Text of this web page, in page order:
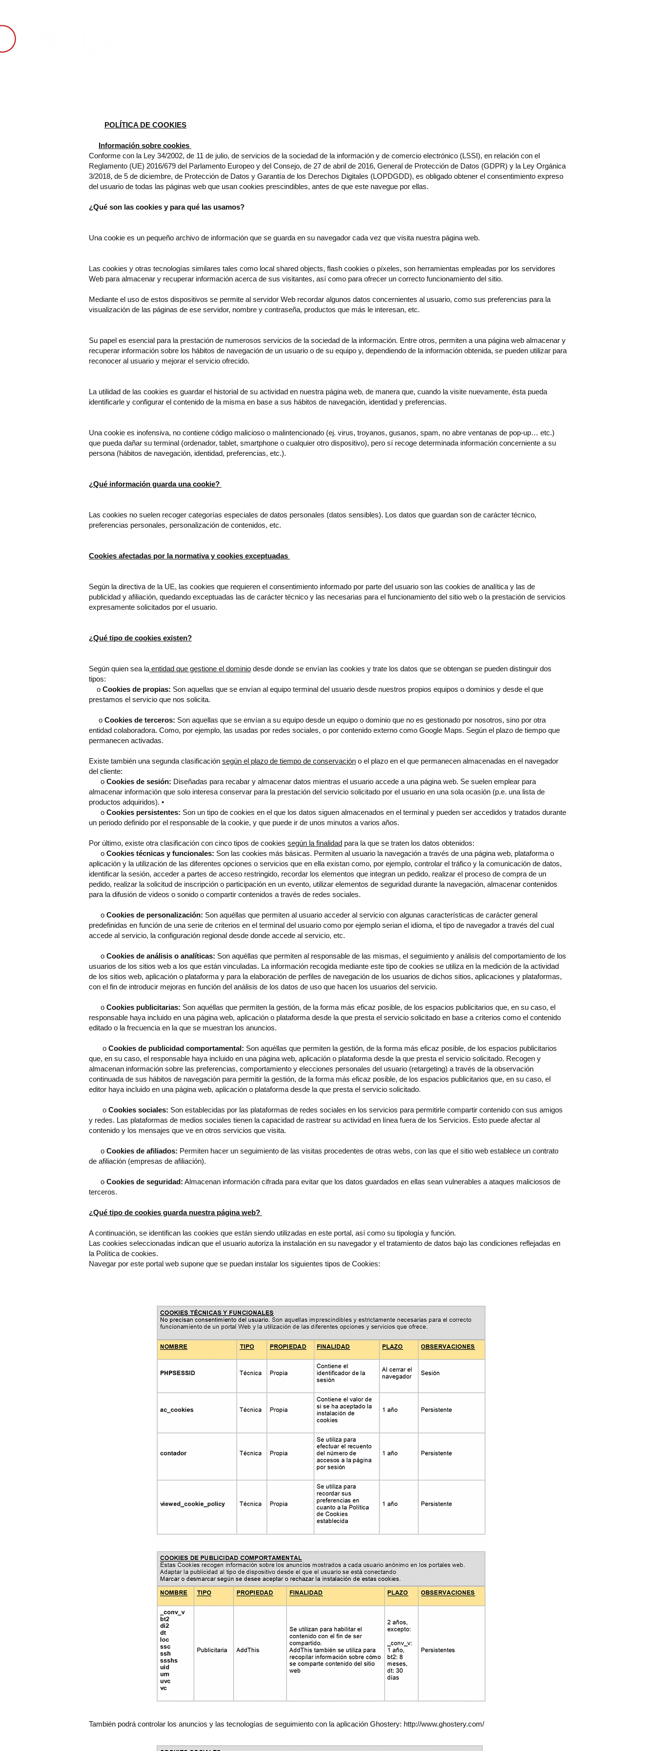
POLÍTICA DE COOKIES
Información sobre cookies
Conforme con la Ley 34/2002, de 11 de julio, de servicios de la sociedad de la información y de comercio electrónico (LSSI), en relación con el
Reglamento (UE) 2016/679 del Parlamento Europeo y del Consejo, de 27 de abril de 2016, General de Protección de Datos (GDPR) y la Ley Orgánica
3/2018, de 5 de diciembre, de Protección de Datos y Garantía de los Derechos Digitales (LOPDGDD), es obligado obtener el consentimiento expreso
del usuario de todas las páginas web que usan cookies prescindibles, antes de que este navegue por ellas.
¿Qué son las cookies y para qué las usamos?
Una cookie es un pequeño archivo de información que se guarda en su navegador cada vez que visita nuestra página web.
Las cookies y otras tecnologías similares tales como local shared objects, flash cookies o píxeles, son herramientas empleadas por los servidores
Web para almacenar y recuperar información acerca de sus visitantes, así como para ofrecer un correcto funcionamiento del sitio.
Mediante el uso de estos dispositivos se permite al servidor Web recordar algunos datos concernientes al usuario, como sus preferencias para la
visualización de las páginas de ese servidor, nombre y contraseña, productos que más le interesan, etc.
Su papel es esencial para la prestación de numerosos servicios de la sociedad de la información. Entre otros, permiten a una página web almacenar y
recuperar información sobre los hábitos de navegación de un usuario o de su equipo y, dependiendo de la información obtenida, se pueden utilizar para
reconocer al usuario y mejorar el servicio ofrecido.
La utilidad de las cookies es guardar el historial de su actividad en nuestra página web, de manera que, cuando la visite nuevamente, ésta pueda
identificarle y configurar el contenido de la misma en base a sus hábitos de navegación, identidad y preferencias.
Una cookie es inofensiva, no contiene código malicioso o malintencionado (ej. virus, troyanos, gusanos, spam, no abre ventanas de pop-up… etc.)
que pueda dañar su terminal (ordenador, tablet, smartphone o cualquier otro dispositivo), pero sí recoge determinada información concerniente a su
persona (hábitos de navegación, identidad, preferencias, etc.).
¿Qué información guarda una cookie?
Las cookies no suelen recoger categorías especiales de datos personales (datos sensibles). Los datos que guardan son de carácter técnico,
preferencias personales, personalización de contenidos, etc.
Cookies afectadas por la normativa y cookies exceptuadas
Según la directiva de la UE, las cookies que requieren el consentimiento informado por parte del usuario son las cookies de analítica y las de
publicidad y afiliación, quedando exceptuadas las de carácter técnico y las necesarias para el funcionamiento del sitio web o la prestación de servicios
expresamente solicitados por el usuario.
¿Qué tipo de cookies existen?
Según quien sea la entidad que gestione el dominio desde donde se envían las cookies y trate los datos que se obtengan se pueden distinguir dos
tipos:
o Cookies de propias: Son aquellas que se envían al equipo terminal del usuario desde nuestros propios equipos o dominios y desde el que
prestamos el servicio que nos solicita.
o Cookies de terceros: Son aquellas que se envían a su equipo desde un equipo o dominio que no es gestionado por nosotros, sino por otra
entidad colaboradora. Como, por ejemplo, las usadas por redes sociales, o por contenido externo como Google Maps. Según el plazo de tiempo que
permanecen activadas.
Existe también una segunda clasificación según el plazo de tiempo de conservación o el plazo en el que permanecen almacenadas en el navegador
del cliente:
o Cookies de sesión: Diseñadas para recabar y almacenar datos mientras el usuario accede a una página web. Se suelen emplear para
almacenar información que solo interesa conservar para la prestación del servicio solicitado por el usuario en una sola ocasión (p.e. una lista de
productos adquiridos). •
o Cookies persistentes: Son un tipo de cookies en el que los datos siguen almacenados en el terminal y pueden ser accedidos y tratados durante
un periodo definido por el responsable de la cookie, y que puede ir de unos minutos a varios años.
Por último, existe otra clasificación con cinco tipos de cookies según la finalidad para la que se traten los datos obtenidos:
o Cookies técnicas y funcionales: Son las cookies más básicas. Permiten al usuario la navegación a través de una página web, plataforma o
aplicación y la utilización de las diferentes opciones o servicios que en ella existan como, por ejemplo, controlar el tráfico y la comunicación de datos,
identificar la sesión, acceder a partes de acceso restringido, recordar los elementos que integran un pedido, realizar el proceso de compra de un
pedido, realizar la solicitud de inscripción o participación en un evento, utilizar elementos de seguridad durante la navegación, almacenar contenidos
para la difusión de videos o sonido o compartir contenidos a través de redes sociales.
o Cookies de personalización: Son aquéllas que permiten al usuario acceder al servicio con algunas características de carácter general
predefinidas en función de una serie de criterios en el terminal del usuario como por ejemplo serian el idioma, el tipo de navegador a través del cual
accede al servicio, la configuración regional desde donde accede al servicio, etc.
o Cookies de análisis o analíticas: Son aquéllas que permiten al responsable de las mismas, el seguimiento y análisis del comportamiento de los
usuarios de los sitios web a los que están vinculadas. La información recogida mediante este tipo de cookies se utiliza en la medición de la actividad
de los sitios web, aplicación o plataforma y para la elaboración de perfiles de navegación de los usuarios de dichos sitios, aplicaciones y plataformas,
con el fin de introducir mejoras en función del análisis de los datos de uso que hacen los usuarios del servicio.
o Cookies publicitarias: Son aquéllas que permiten la gestión, de la forma más eficaz posible, de los espacios publicitarios que, en su caso, el
responsable haya incluido en una página web, aplicación o plataforma desde la que presta el servicio solicitado en base a criterios como el contenido
editado o la frecuencia en la que se muestran los anuncios.
o Cookies de publicidad comportamental: Son aquéllas que permiten la gestión, de la forma más eficaz posible, de los espacios publicitarios
que, en su caso, el responsable haya incluido en una página web, aplicación o plataforma desde la que presta el servicio solicitado. Recogen y
almacenan información sobre las preferencias, comportamiento y elecciones personales del usuario (retargeting) a través de la observación
continuada de sus hábitos de navegación para permitir la gestión, de la forma más eficaz posible, de los espacios publicitarios que, en su caso, el
editor haya incluido en una página web, aplicación o plataforma desde la que presta el servicio solicitado.
o Cookies sociales: Son establecidas por las plataformas de redes sociales en los servicios para permitirle compartir contenido con sus amigos
y redes. Las plataformas de medios sociales tienen la capacidad de rastrear su actividad en línea fuera de los Servicios. Esto puede afectar al
contenido y los mensajes que ve en otros servicios que visita.
o Cookies de afiliados: Permiten hacer un seguimiento de las visitas procedentes de otras webs, con las que el sitio web establece un contrato
de afiliación (empresas de afiliación).
o Cookies de seguridad: Almacenan información cifrada para evitar que los datos guardados en ellas sean vulnerables a ataques maliciosos de
terceros.
¿Qué tipo de cookies guarda nuestra página web?
A continuación, se identifican las cookies que están siendo utilizadas en este portal, así como su tipología y función.
Las cookies seleccionadas indican que el usuario autoriza la instalación en su navegador y el tratamiento de datos bajo las condiciones reflejadas en
la Política de cookies.
Navegar por este portal web supone que se puedan instalar los siguientes tipos de Cookies:
También podrá controlar los anuncios y las tecnologías de seguimiento con la aplicación Ghostery: http://www.ghostery.com/